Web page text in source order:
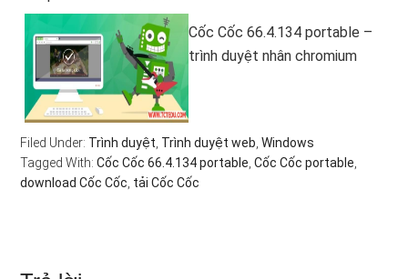
Cốc Cốc 66.4.134 portable –
trình duyệt nhân chromium
Filed Under: Trình duyệt Trình duyệt web ,Windows
Tagged With:Cốc Cốc 66.4.134 portable ,Cốc Cốc portable
download Cốc Cốc tải Cốc Cốc